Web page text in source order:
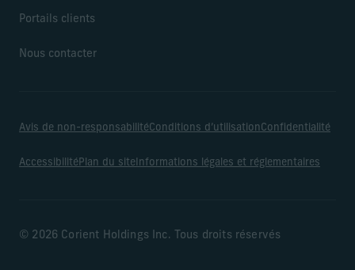
Portails clients
Nous contacter
Avis de non-responsabilitéConditions d’utilisationConfidentialité
AccessibilitéPlan du site Informations légales et réglementaires
© 2026 Corient Holdings Inc. Tous droits réservés